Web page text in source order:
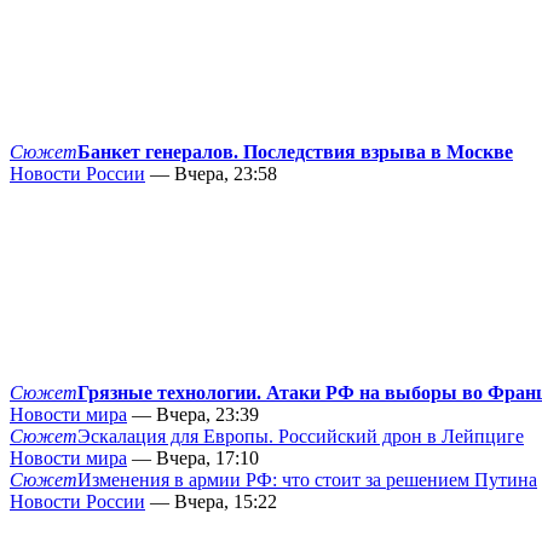
СюжетБанкет генералов. Последствия взрыва в Москве
Новости России — Вчера, 23:58
СюжетГрязные технологии. Атаки РФ на выборы во
Новости мира — Вчера, 23:39
СюжетЭскалация для Европы. Российский дрон в Лейпциге
Новости мира — Вчера, 17:10
СюжетИзменения в армии РФ: что стоит за решением Путина
Новости России — Вчера, 15:22